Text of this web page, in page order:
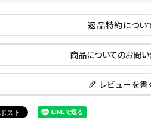
返品特約につい
商品についてのお問
レビューを書